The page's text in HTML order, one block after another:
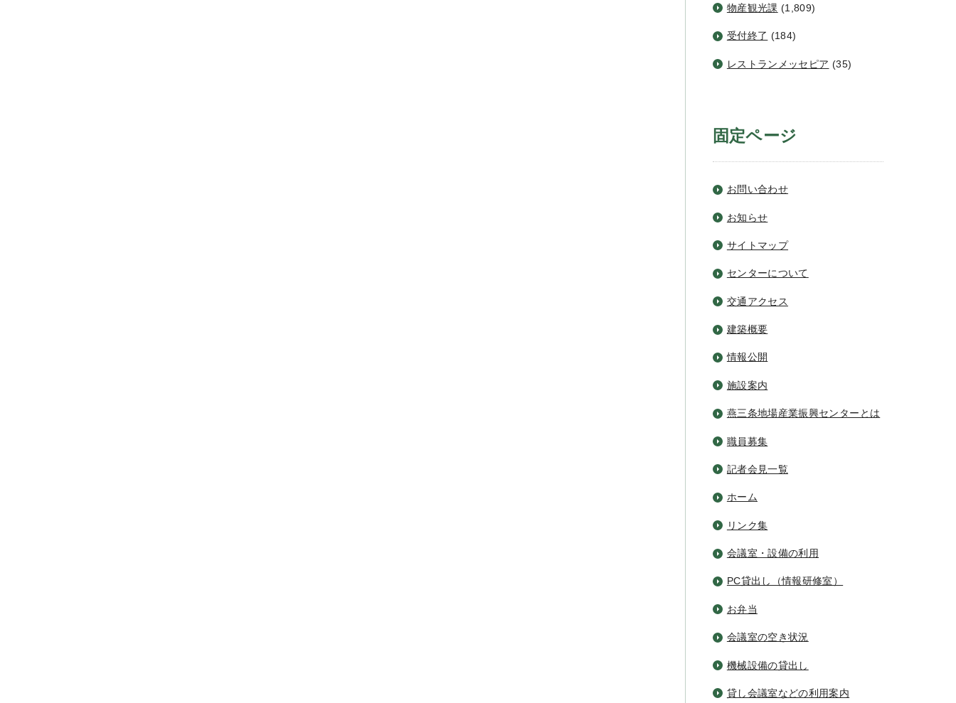
物産観光課 (1,809)
受付終了 (184)
レストランメッセピア (35)
固定ページ
お問い合わせ
お知らせ
サイトマップ
センターについて
交通アクセス
建築概要
情報公開
施設案内
燕三条地場産業振興センターとは
職員募集
記者会見一覧
ホーム
リンク集
会議室・設備の利用
PC貸出し（情報研修室）
お弁当
会議室の空き状況
機械設備の貸出し
貸し会議室などの利用案内